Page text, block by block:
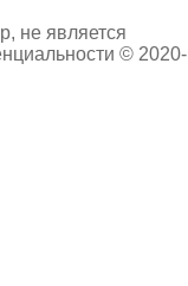
не является
© 2020-